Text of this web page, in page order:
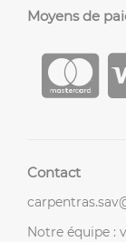
Moyens de
Contact
Notre équipe :